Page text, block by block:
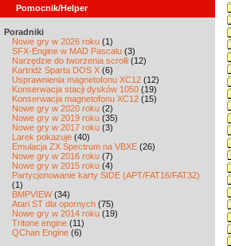
Pomocnik/Helper
Poradniki
Nowe gry w 2026 roku (1)
SFX-Engine w MAD Pascalu (3)
Narzędzie do tworzenia scrolli (12)
Kartridż Sparta DOS X (6)
Usprawnienia magnetofonu XC12 (12)
Konserwacja stacji dysków 1050 (19)
Konserwacja magnetofonu XC12 (15)
Nowe gry w 2020 roku (2)
Nowe gry w 2019 roku (35)
Nowe gry w 2017 roku (3)
Larek pokazuje (40)
Emulacja ZX Spectrum na VBXE (26)
Nowe gry w 2016 roku (7)
Nowe gry w 2015 roku (4)
Partycjonowanie karty SIDE (APT/FAT16/FAT32)
(1)
BMPVIEW(34)
Atari ST dla opornych (75)
Nowe gry w 2014 roku (19)
Tritone engine (11)
QChan Engine (6)